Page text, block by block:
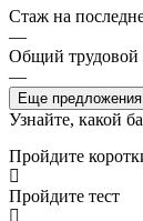
Стаж на
—
Общий трудовой
—
Еще предложения
Узнайте, какой
Пройдите
Пройдите тест